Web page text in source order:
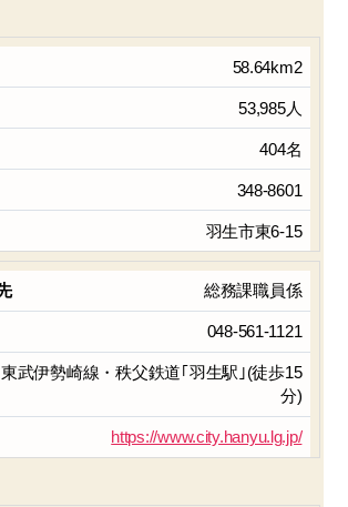
58.64km2
53,985人
404名
348-8601
羽生市東6-15
総務課職員係
048-561-1121
東武伊勢崎線・秩父鉄道｢羽生駅｣(徒歩15
分)
https://www.city.hanyu.lg.jp/